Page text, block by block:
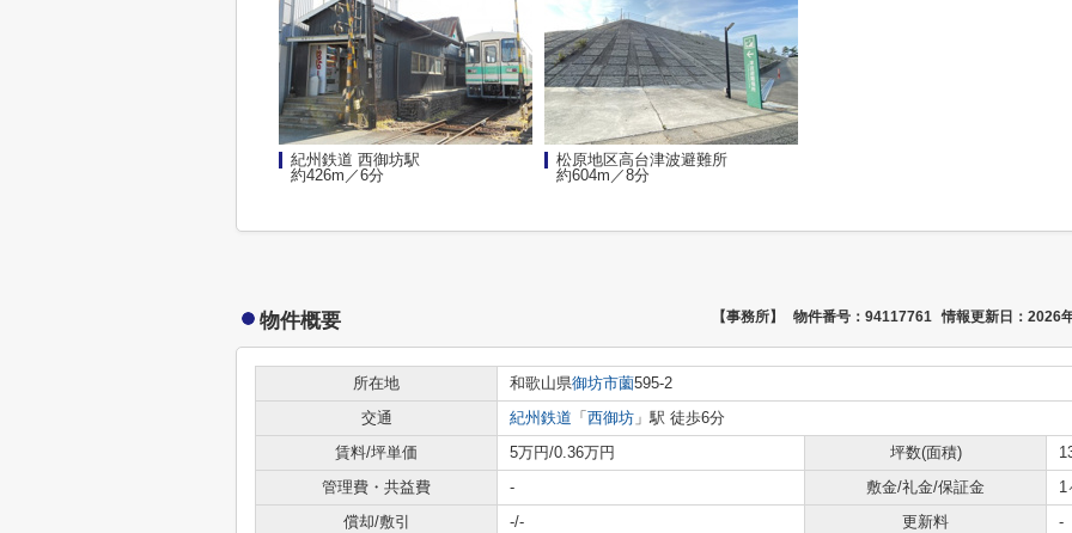
紀州鉄道 西御坊駅
約426m／6分
松原地区高台津波避難所
約604m／8分
物件概要 【事務所】 物件番号：94117761 情報更新日：2026
所在地 和歌山県御坊市薗595-2
交通
紀州鉄道 「 西御坊 」駅 徒歩6分
賃料/坪単価
5万円/0.36万円 坪数(面積)
管理費・共益費
- 敷金/礼金/保証金
1
償却/敷引
-/- 更新料
-